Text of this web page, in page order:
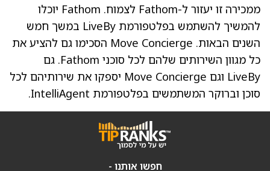
ממכירה זו יעזור ל-Fathom לצמוח. Fathom יוכלו
להמשיך להשתמש בפלטפורמת LiveBy במשך חמש
השנים הבאות. Move Concierge הסכימו גם להציע את
כל מגוון השירותים שלהם לכל סוכני Fathom. גם
LiveBy וגם Move Concierge יספקו את שירותיהם לכל
סוכן וברוקר המשתמשים בפלטפורמת IntelliAgent.
חפשו אותנו -